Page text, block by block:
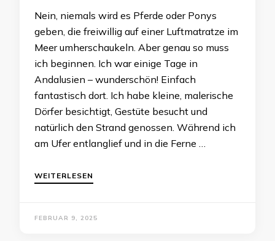
Nein, niemals wird es Pferde oder Ponys
geben, die freiwillig auf einer Luftmatratze im
Meer umherschaukeln. Aber genau so muss
ich beginnen. Ich war einige Tage in
Andalusien – wunderschön! Einfach
fantastisch dort. Ich habe kleine, malerische
Dörfer besichtigt, Gestüte besucht und
natürlich den Strand genossen. Während ich
am Ufer entlanglief und in die Ferne …
WEITERLESEN
FEBRUAR 9, 2025